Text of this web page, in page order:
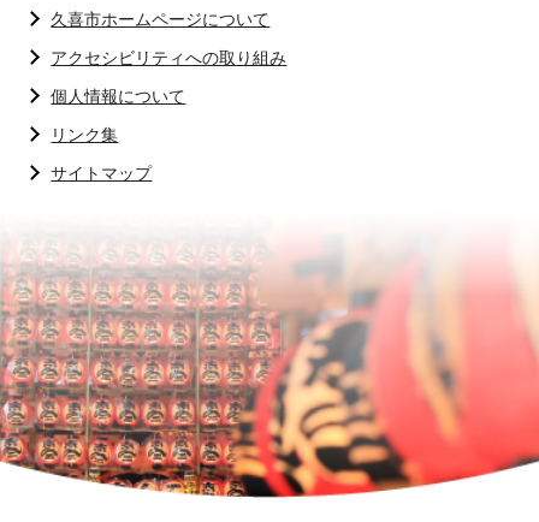
久喜市ホームページについて
アクセシビリティへの取り組み
個人情報について
リンク集
サイトマップ